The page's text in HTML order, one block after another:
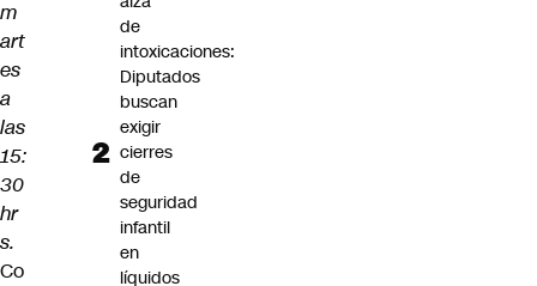
m
art
es
a
las
15:
30
hr
s.
Co
de
intoxicaciones:
Diputados
buscan
exigir
cierres
de
seguridad
infantil
en
líquidos